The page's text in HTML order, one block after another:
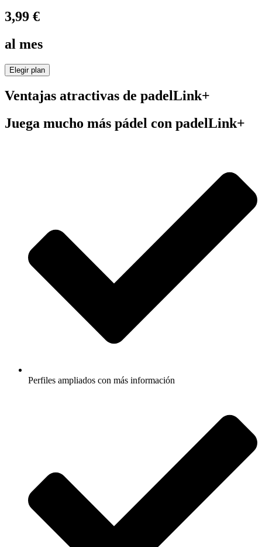
3,99 €
al mes
Elegir plan
Ventajas atractivas de padelLink+
Juega mucho más pádel con padelLink+
Perfiles ampliados con más información